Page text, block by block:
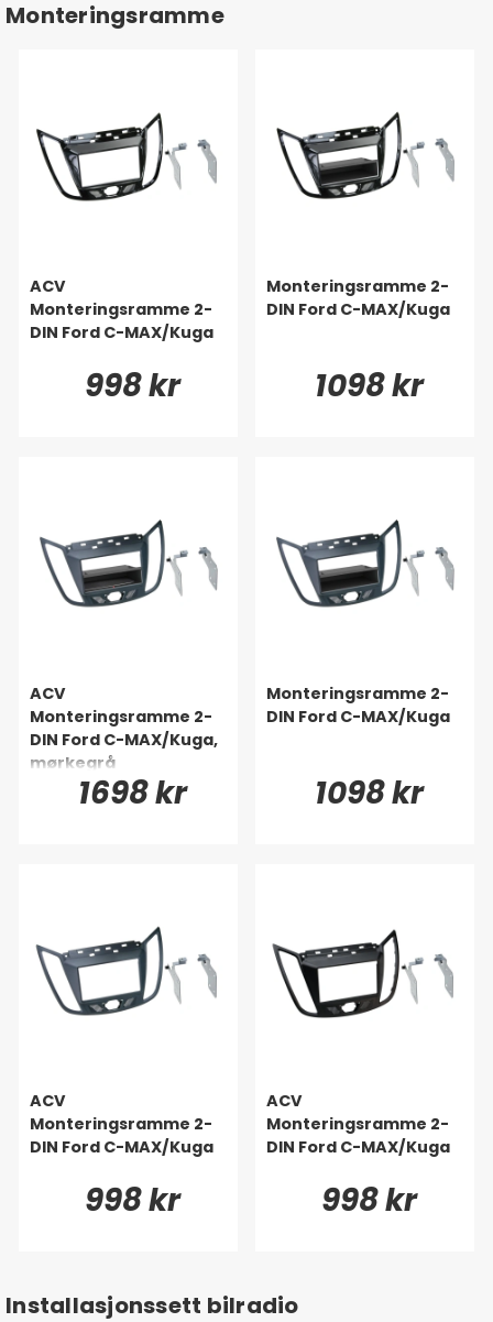
Monteringsramme
ACV
Monteringsramme 2-
DIN Ford C-MAX/Kuga
998 kr
Monteringsramme 2-
DIN Ford C-MAX/Kuga
1098 kr
ACV
Monteringsramme 2-
DIN Ford C-MAX/Kuga,
mørkegrå
1698 kr
Monteringsramme 2-
DIN Ford C-MAX/Kuga
1098 kr
ACV
Monteringsramme 2-
DIN Ford C-MAX/Kuga
998 kr
ACV
Monteringsramme 2-
DIN Ford C-MAX/Kuga
998 kr
Installasjonssett bilradio